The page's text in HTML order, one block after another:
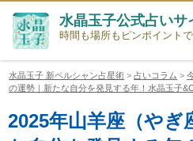
ン
ツ
ス
水晶玉子公式占い
時間も場所もピンポイント
水晶玉子 新ペルシャン占星術 >占いコラム >
の運勢｜新たな自分を発見する年！水晶玉子
2025年山羊座（やぎ